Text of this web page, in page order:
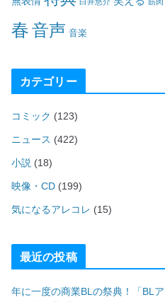
春音声 音楽
カテゴリー
コミック (123)
ニュース (422)
小説 (18)
映像・CD (199)
気になるアレコレ (15)
最近の投稿
年に一度の商業BLの祭典！「BL